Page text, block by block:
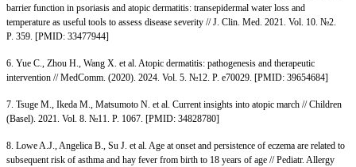
barrier function in psoriasis and atopic dermatitis: transepidermal water loss and
temperature as useful tools to assess disease severity // J. Clin. Med. 2021. Vol. 10. №2.
P. 359. [PMID: 33477944]
6. Yue C., Zhou H., Wang X. et al. Atopic dermatitis: pathogenesis and therapeutic
intervention // MedComm. (2020). 2024. Vol. 5. №12. P. e70029. [PMID: 39654684]
7. Tsuge M., Ikeda M., Matsumoto N. et al. Current insights into atopic march // Children
(Basel). 2021. Vol. 8. №11. P. 1067. [PMID: 34828780]
8. Lowe A.J., Angelica B., Su J. et al. Age at onset and persistence of eczema are related to
subsequent risk of asthma and hay fever from birth to 18 years of age // Pediatr. Allergy